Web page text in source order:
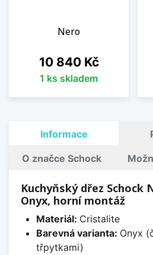
Nero
Cena
10 840 Kč
1 ks skladem
Informace
O značce Schock
Kuchyňský dřez Schock
Onyx, horní montáž
Materiál: Cristalite
Barevná varianta: Onyx
třpytkami)